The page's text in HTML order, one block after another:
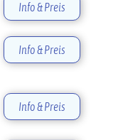
Info & Preis
Info & Preis
Info & Preis